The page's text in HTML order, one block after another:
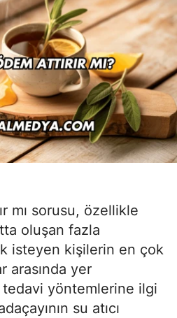
mı sorusu, özellikle
oluşan fazla
isteyen kişilerin en çok
arasında yer
tedavi yöntemlerine ilgi
su atıcı